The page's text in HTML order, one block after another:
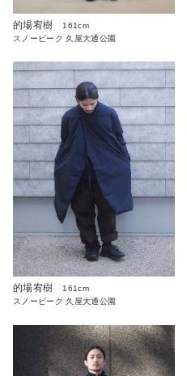
的場宥樹
161cm
スノーピーク 久屋大通公園
的場宥樹
161cm
スノーピーク 久屋大通公園